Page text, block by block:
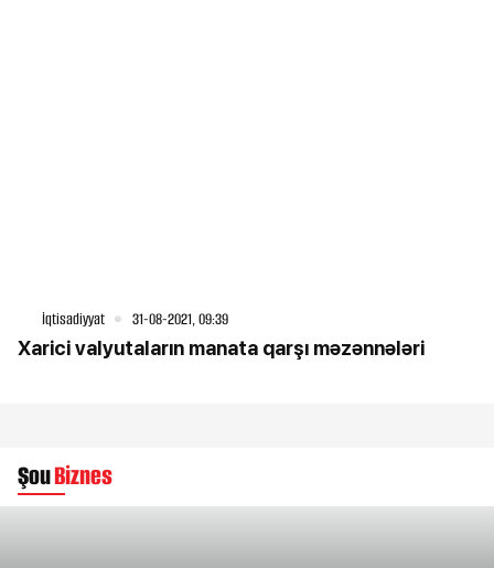
İqtisadiyyat 31-08-2021, 09:39
Xarici valyutaların manata qarşı məzənnələri
ŞouBiznes